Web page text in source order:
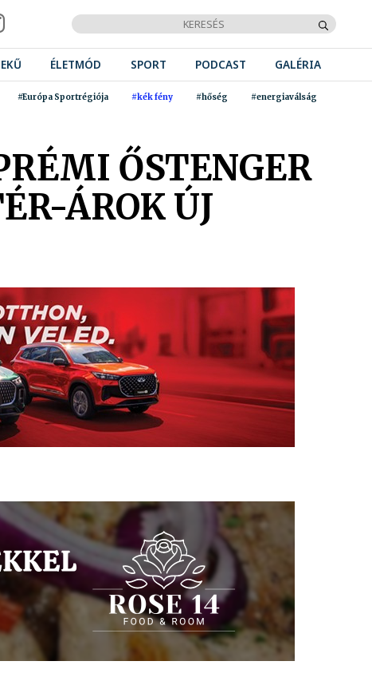
ÉLETMÓD SPORT PODCAST GALÉRIA
#Európa Sportrégiója #kék fény #hőség #energiaválság
ŐSTENGER
ÁROK ÚJ